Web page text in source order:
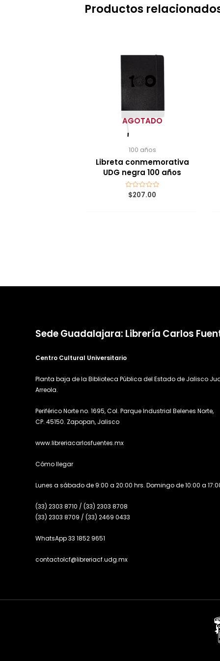
Productos
AGOTADO
100 años
Libreta conmemorativa
UDG negra 100 años
Valorado
con
$207.00
Sede Guadalajara: Librería Carlos
Centro Cultural Universitario
Planta baja de la Biblioteca Pública del Estado de Jalisco
Arreola.
Periférico Norte no. 1695, Col. Parque Industrial Belenes Norte,
CP. 45150. Zapopan, Jalisco
www.libreriacarlosfuentes.mx
Cómo llegar
Lunes a sábado de 9:00 a 20:00 hrs. Domingo de 10:00 a
(33) 2303 8710 / (33) 2303 8708
(33) 2303 8709 / (33) 2469 0433
WhatsApp 33 1852 9651
contactolcf@libreriacf.udg.mx